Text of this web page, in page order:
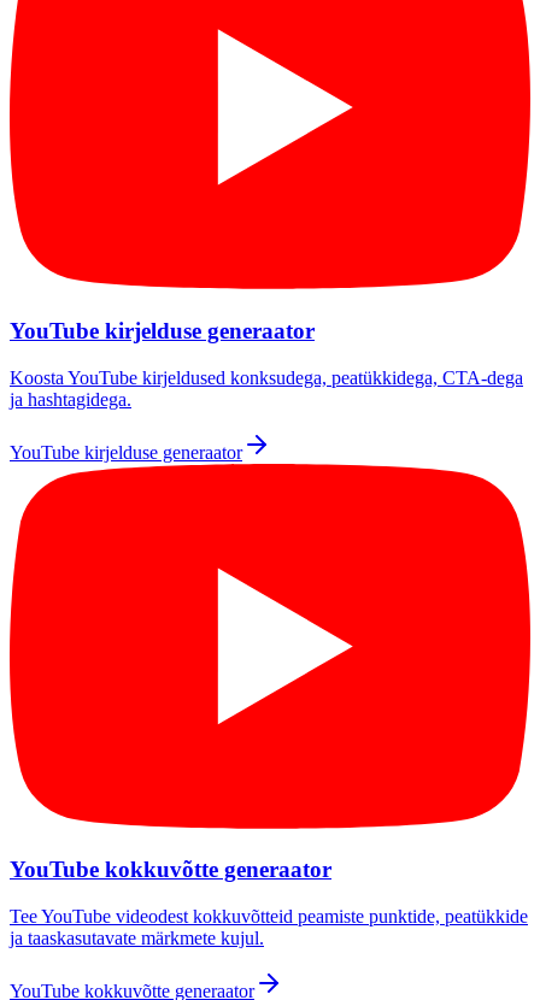
YouTube kirjelduse generaator
Koosta YouTube kirjeldused konksudega, peatükkidega, CTA-dega
ja hashtagidega.
YouTube kirjelduse generaator
YouTube kokkuvõtte generaator
Tee YouTube videodest kokkuvõtteid peamiste punktide, peatükkide
ja taaskasutavate märkmete kujul.
YouTube kokkuvõtte generaator